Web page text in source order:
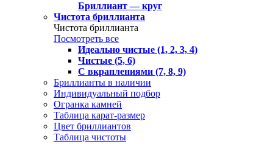
Бриллиант — круг
Чистота бриллианта
Чистота бриллианта
Посмотреть все
Идеально чистые (1, 2, 3, 4)
Чистые (5, 6)
С вкраплениями (7, 8, 9)
Бриллианты в наличии
Индивидуальный подбор
Огранка камней
Таблица карат-размер
Цвет бриллиантов
Таблица чистоты